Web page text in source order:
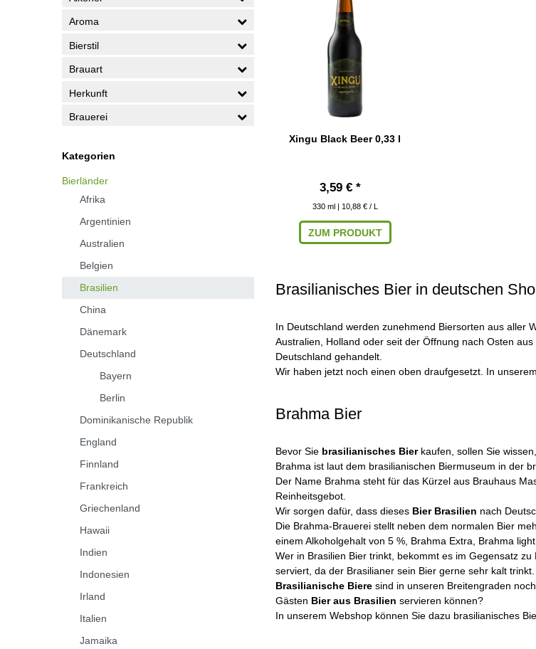
Aroma
Bierstil
Brauart
Herkunft
Brauerei
Kategorien
Bierländer
Afrika
Argentinien
Australien
Belgien
Brasilien
China
Dänemark
Deutschland
Bayern
Berlin
Dominikanische Republik
England
Finnland
Frankreich
Griechenland
Hawaii
Indien
Indonesien
Irland
Italien
Jamaika
Xingu Black Beer 0,33 l
3,59 € *
330 ml | 10,88 € / L
ZUM PRODUKT
Brasilianisches Bier in deutschen
In Deutschland werden zunehmend Biersorten aus aller
Australien, Holland oder seit der Öffnung nach Osten
Deutschland gehandelt.
Wir haben jetzt noch einen oben draufgesetzt. In
Brahma Bier
Bevor Sie brasilianisches Bierkaufen, sollen Sie
Brahma ist laut dem brasilianischen Biermuseum in der
Der Name Brahma steht für das Kürzel aus Brauhaus
Reinheitsgebot.
Wir sorgen dafür, dass dieses Bier Brasilien nach
Die Brahma-Brauerei stellt neben dem normalen Bier
einem Alkoholgehalt von 5 %, Brahma Extra, Brahma
Wer in Brasilien Bier trinkt, bekommt es im Gegensatz
serviert, da der Brasilianer sein Bier gerne sehr kalt trinkt.
Brasilianische Biere sind in unseren Breitengraden
Gästen Bier aus Brasilien servieren können?
In unserem Webshop können Sie dazu brasilianisches